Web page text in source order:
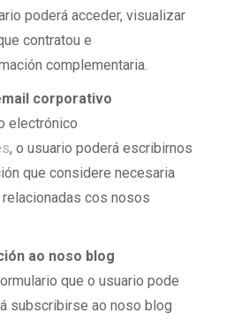
poderá acceder, visualizar
contratou e
complementaria.
corporativo
electrónico
, o usuario poderá escribirnos
que considere necesaria
cos nosos
ao noso blog
que o usuario pode
subscribirse ao noso blog